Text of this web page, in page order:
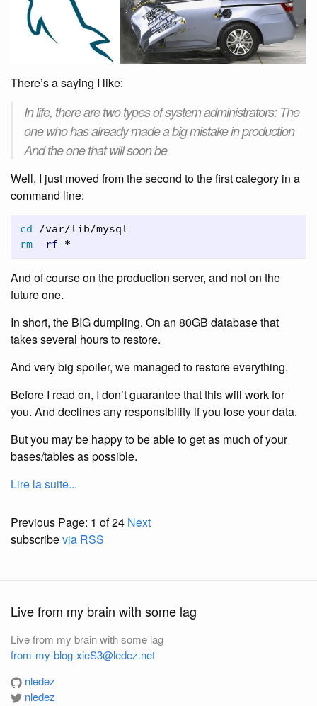
There’s a saying I like:
In life, there are two types of system administrators: The
one who has already made a big mistake in production
And the one that will soon be
Well, I just moved from the second to the first category in a
command line:
cd
rm
-rf *
And of course on the production server, and not on the
future one.
In short, the BIG dumpling. On an 80GB database that
takes several hours to restore.
And very big spoiler, we managed to restore everything.
Before I read on, I don’t guarantee that this will work for
you. And declines any responsibility if you lose your data.
But you may be happy to be able to get as much of your
bases/tables as possible.
Lire la suite...
Previous Page: 1 of 24 Next
subscribevia RSS
Live from my brain with some lag
Live from my brain with some lag
from-my-blog-xieS3@ledez.net
nledez
nledez